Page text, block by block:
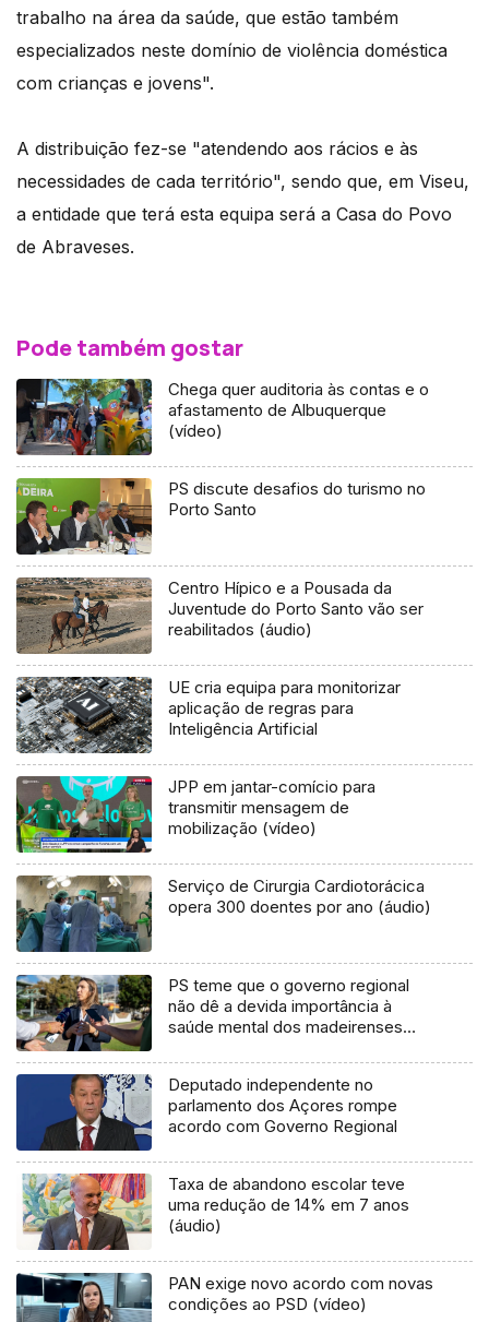
trabalho na área da saúde, que estão também
especializados neste domínio de violência doméstica
com crianças e jovens".
A distribuição fez-se "atendendo aos rácios e às
necessidades de cada território", sendo que, em Viseu,
a entidade que terá esta equipa será a Casa do Povo
de Abraveses.
Pode também gostar
Chega quer auditoria às contas e o
afastamento de Albuquerque
(vídeo)
PS discute desafios do turismo no
Porto Santo
Centro Hípico e a Pousada da
Juventude do Porto Santo vão ser
reabilitados (áudio)
UE cria equipa para monitorizar
aplicação de regras para
Inteligência Artificial
JPP em jantar-comício para
transmitir mensagem de
mobilização (vídeo)
Serviço de Cirurgia Cardiotorácica
opera 300 doentes por ano (áudio)
PS teme que o governo regional
não dê a devida importância à
saúde mental dos madeirenses
Deputado independente no
parlamento dos Açores rompe
acordo com Governo Regional
Taxa de abandono escolar teve
uma redução de 14% em 7 anos
(áudio)
PAN exige novo acordo com novas
condições ao PSD (vídeo)